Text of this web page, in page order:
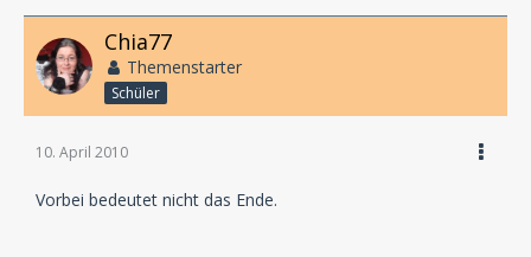
Chia77
Themenstarter
Schüler
10. April 2010
Vorbei bedeutet nicht das Ende.